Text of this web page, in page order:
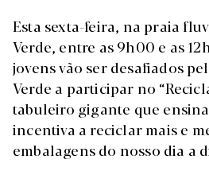
Esta sexta-feira, na praia
Verde, entre as 9h00 e as
jovens vão ser desafiados
Verde a participar no
tabuleiro gigante que
incentiva a reciclar mais e
embalagens do nosso dia a